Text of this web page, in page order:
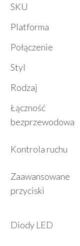
SKU
Platforma
Połączenie
Styl
Rodzaj
Łączność
bezprzewodowa
Kontrola ruchu
Zaawansowane
przyciski
Diody LED